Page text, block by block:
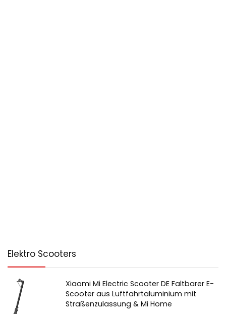
Elektro Scooters
Xiaomi Mi Electric Scooter DE Faltbarer E-
Scooter aus Luftfahrtaluminium mit
Straßenzulassung & Mi Home